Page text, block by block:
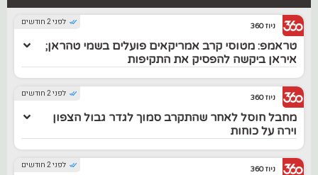
לפני 2 חודשים ניוז 360
טראמפ: מטוסי קרב אמריקאים פועלים בשמי טהראן;
איראן ביקשה להפסיק את התקיפות
לפני 2 חודשים ניוז 360
מחבל חוסל לאחר שהתקרב סמוך לגדר גבול הצפון
וירה על כוחות
לפני 2 חודשים ניוז 360